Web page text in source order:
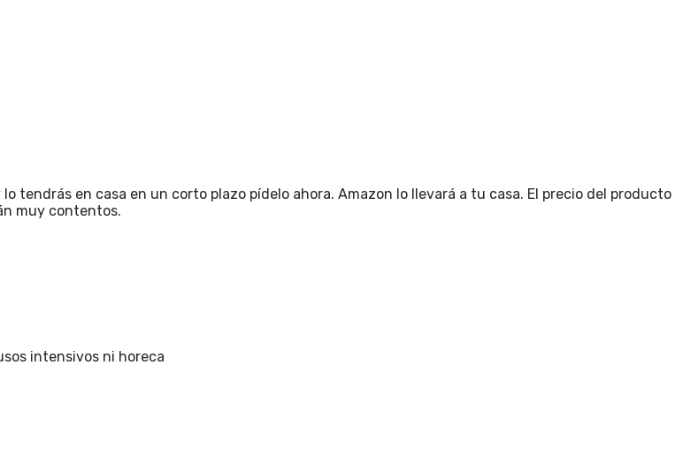
en casa en un corto plazo pídelo ahora. Amazon lo llevará a tu casa. El precio del producto
muy contentos.
intensivos ni horeca